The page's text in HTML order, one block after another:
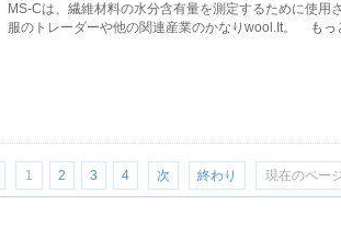
MS-Cは、繊維材料の水分含有量を測定するために使用
服のトレーダーや他の関連産業のかなりwool.It。
もっ
1 2 3 4 次 終わり 現在のペー